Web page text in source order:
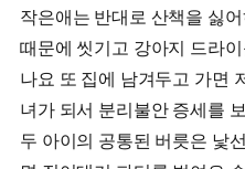
작은애는 반대로 산책을 싫
때문에 씻기고 강아지 드라
나요 또 집에 남겨두고 가면
녀가 되서 분리불안 증세를
두 아이의 공통된 버릇은 낯